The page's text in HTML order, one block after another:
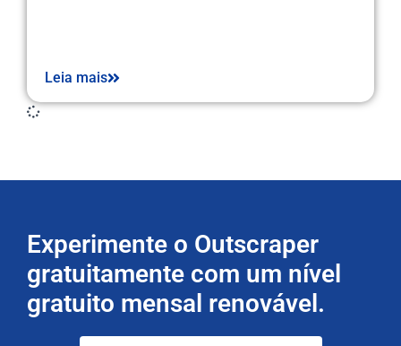
Leia mais
Experimente o Outscraper
gratuitamente com um nível
gratuito mensal renovável.